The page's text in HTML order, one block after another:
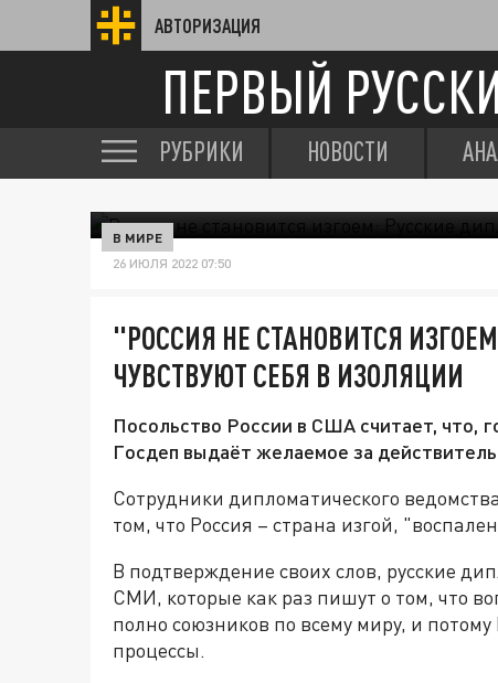
АВТОРИЗАЦИЯ
ПЕРВЫЙ
РУБРИКИ НОВОСТИ
В МИРЕ
26 ИЮЛЯ 2022 07:50
"РОССИЯ НЕ СТАНОВИТСЯ
ЧУВСТВУЮТ СЕБЯ В ИЗОЛЯЦИИ
Посольство России в США считает, что,
Госдеп выдаёт желаемое за
Сотрудники дипломатического
том, что Россия – страна изгой,
В подтверждение своих слов, русские
СМИ, которые как раз пишут о том, что
полно союзников по всему миру, и
процессы.